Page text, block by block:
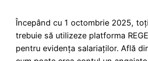
Începând cu 1 octombrie 2025,
trebuie să utilizeze platforma
pentru evidența salariaților. Află